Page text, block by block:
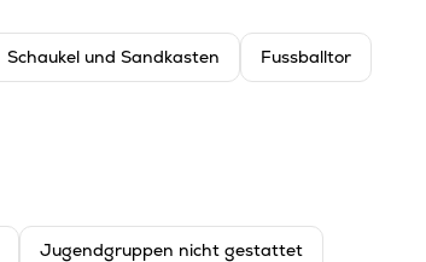
Schaukel und Sandkasten Fussballtor
Jugendgruppen nicht gestattet